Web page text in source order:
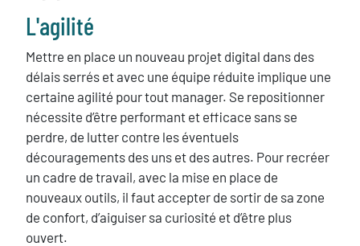
L'agilité
Mettre en place un nouveau projet digital dans des
délais serrés et avec une équipe réduite implique une
certaine agilité pour tout manager. Se repositionner
nécessite d’être performant et efficace sans se
perdre, de lutter contre les éventuels
découragements des uns et des autres. Pour recréer
un cadre de travail, avec la mise en place de
nouveaux outils, il faut accepter de sortir de sa zone
de confort, d’aiguiser sa curiosité et d’être plus
ouvert.